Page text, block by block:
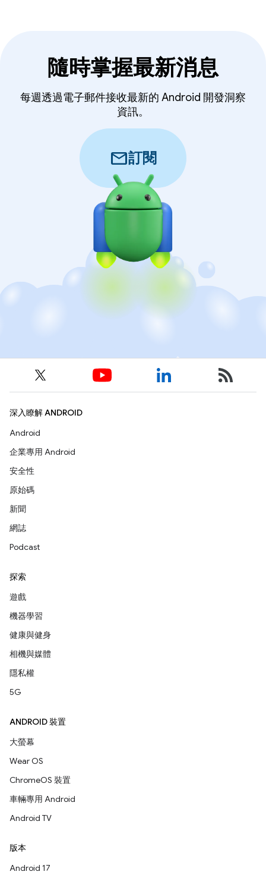
隨時掌握最新消息
每週透過電子郵件接收最新的 Android 開發洞察
資訊。
mail訂閱
深入瞭解 ANDROID
Android
企業專用 Android
安全性
原始碼
新聞
網誌
Podcast
探索
遊戲
機器學習
健康與健身
相機與媒體
隱私權
5G
ANDROID 裝置
大螢幕
Wear OS
ChromeOS 裝置
車輛專用 Android
Android TV
版本
Android 17